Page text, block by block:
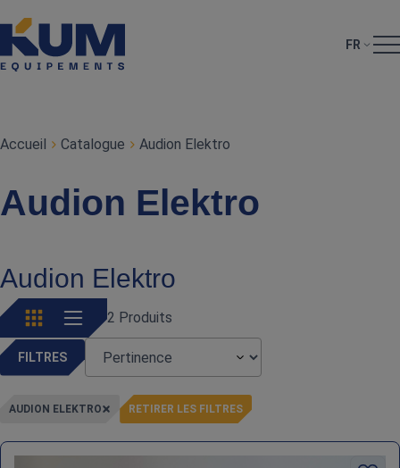
FR
Accueil Catalogue Audion Elektro
Audion Elektro
Audion Elektro
2 Produits
FILTRES
AUDION ELEKTRO RETIRER LES FILTRES